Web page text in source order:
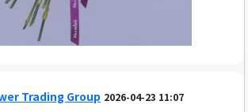
Trading Group 2026-04-23 11:07